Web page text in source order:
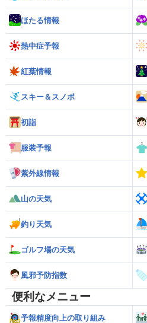
ほたる情報
熱中症予報
紅葉情報
スキー＆スノボ
初詣
服装予報
紫外線情報
山の天気
釣り天気
ゴルフ場の天気
風邪予防指数
便利なメニュー
予報精度向上の取り組み